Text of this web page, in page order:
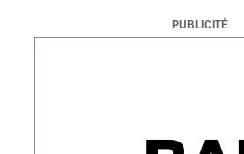
PUBLICITÉ